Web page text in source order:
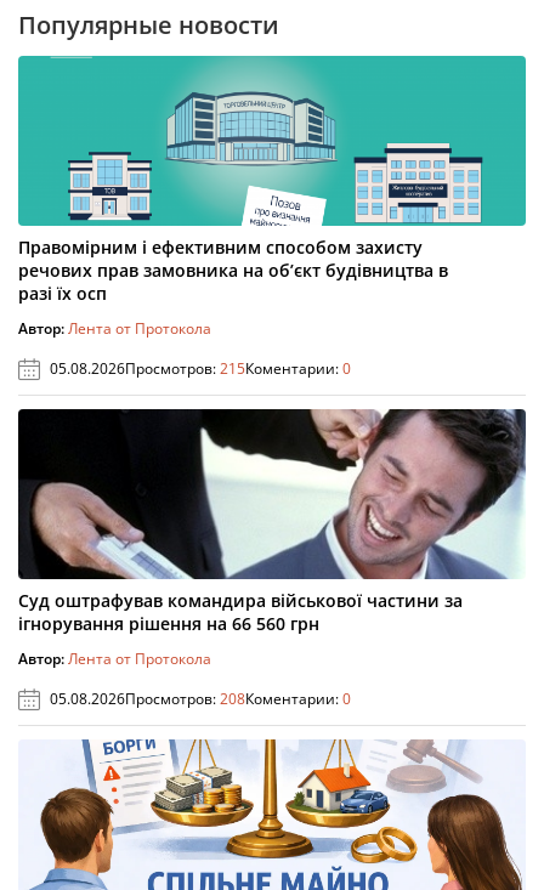
Популярные новости
Правомірним і ефективним способом захисту
речових прав замовника на об’єкт будівництва в
разі їх осп
Автор:Лента от Протокола
05.08.2026Просмотров:215Коментарии:0
Суд оштрафував командира військової частини за
ігнорування рішення на 66 560 грн
Автор:Лента от Протокола
05.08.2026Просмотров:208Коментарии:0